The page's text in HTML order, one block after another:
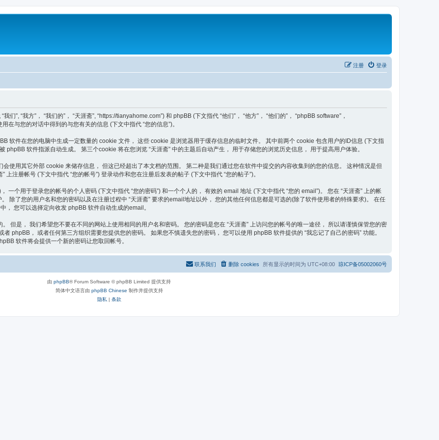
登录
注册
”, “我方”， “我们的”， “天涯斋”, “https://tianyahome.com”) 和 phpBB (下文指代 “他们”， “他方”， “他们的”， “phpBB software”，
在与您的对话中得到的与您有关的信息 (下文中指代 “您的信息”)。
软件在您的电脑中生成一定数量的 cookie 文件， 这些 cookie 是浏览器用于缓存信息的临时文件。 其中前两个 cookie 包含用户的ID信息 (下文指
phpBB 软件指派自动生成。 第三个cookie 将在您浏览 “天涯斋” 中的主题后自动产生， 用于存储您的浏览历史信息， 用于提高用户体验。
使用其它外部 cookie 来储存信息， 但这已经超出了本文档的范围。 第二种是我们通过您在软件中提交的内容收集到的您的信息。 这种情况是但
上注册帐号 (下文中指代 “您的帐号”) 登录动作和您在注册后发表的帖子 (下文中指代 “您的帖子”)。
一个用于登录您的帐号的个人密码 (下文中指代 “您的密码”) 和一个个人的， 有效的 email 地址 (下文中指代 “您的 email”)。 您在 “天涯斋” 上的帐
除了您的用户名和您的密码以及在注册过程中 “天涯斋” 要求的email地址以外， 您的其他任何信息都是可选的(除了软件使用者的特殊要求)。 在任
， 您可以选择定向收发 phpBB 软件自动生成的email。
但是， 我们希望您不要在不同的网站上使用相同的用户名和密码。 您的密码是您在 “天涯斋” 上访问您的帐号的唯一途径， 所以请谨慎保管您的密
phpBB， 或者任何第三方组织需要您提供您的密码。 如果您不慎遗失您的密码， 您可以使用 phpBB 软件提供的 “我忘记了自己的密码” 功能。
软件将会提供一个新的密码让您取回帐号。
琼ICP备05002060号
所有显示的时间为 UTC+08:00
删除 cookies
联系我们
由 phpBB® Forum Software © phpBB Limited 提供支持
简体中文语言由 phpBB Chinese 制作并提供支持
隐私 | 条款